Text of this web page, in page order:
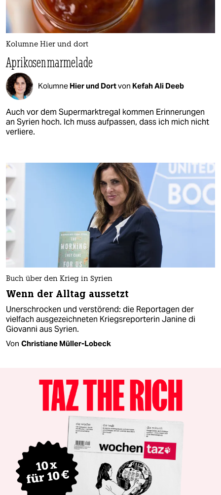
Kolumne Hier und dort
Aprikosenmarmelade
Kolumne Hier und Dortvon Kefah Ali Deeb
Auch vor dem Supermarktregal kommen Erinnerungen
an Syrien hoch. Ich muss aufpassen, dass ich mich nicht
verliere.
Buch über den Krieg in Syrien
Wenn der Alltag aussetzt
Unerschrocken und verstörend: die Reportagen der
vielfach ausgezeichneten Kriegsreporterin Janine di
Giovanni aus Syrien.
Von Christiane Müller-Lobeck